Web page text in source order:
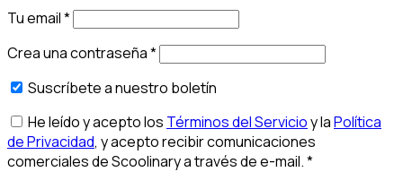
Tu email*
Crea una contraseña*
Suscríbete a nuestro boletín
He leído y acepto los Términos del Servicioy laPolítica
de Privacidad, y acepto recibir comunicaciones
comerciales de Scoolinary a través de e-mail.*